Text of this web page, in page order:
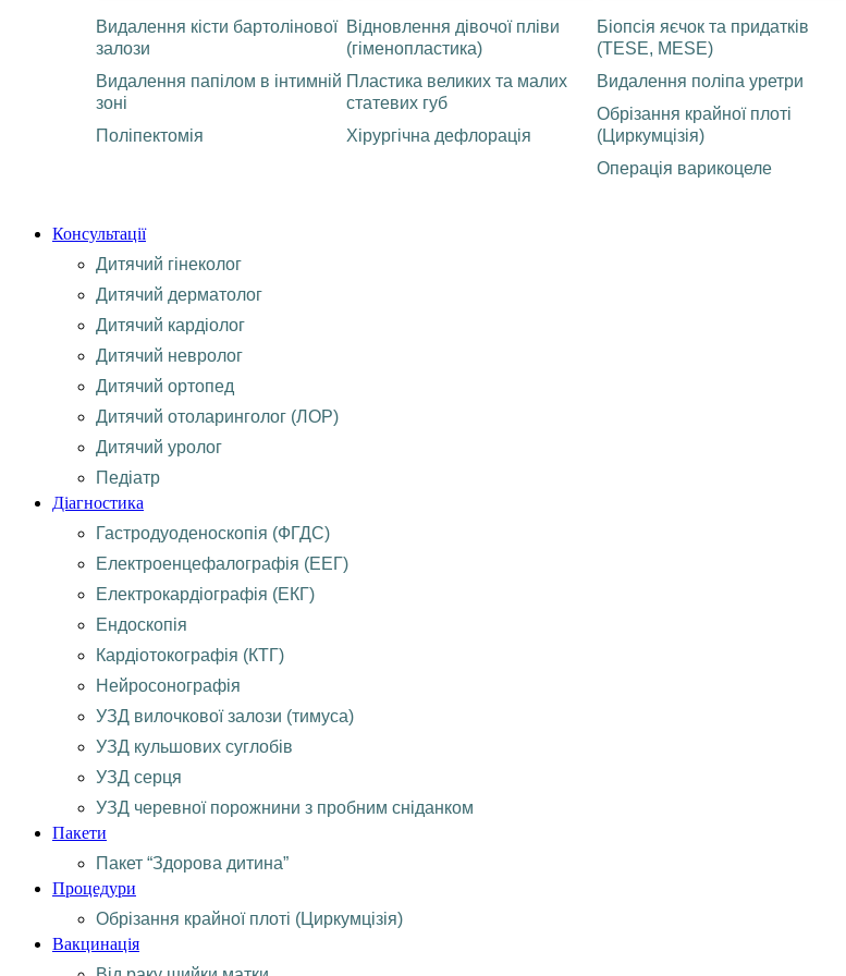
Видалення кісти бартолінової
залози
Видалення папілом в інтимній
зоні
Поліпектомія
Відновлення дівочої пліви
(гіменопластика)
Пластика великих та малих
статевих губ
Хірургічна дефлорація
Біопсія яєчок та придатків
(TESE, MESE)
Видалення поліпа уретри
Обрізання крайної плоті
(Циркумцізія)
Операція варикоцеле
Консультації
Дитячий гінеколог
Дитячий дерматолог
Дитячий кардіолог
Дитячий невролог
Дитячий ортопед
Дитячий отоларинголог (ЛОР)
Дитячий уролог
Педіатр
Діагностика
Гастродуоденоскопія (ФГДС)
Електроенцефалографія (ЕЕГ)
Електрокардіографія (ЕКГ)
Ендоскопія
Кардіотокографія (КТГ)
Нейросонографія
УЗД вилочкової залози (тимуса)
УЗД кульшових суглобів
УЗД серця
УЗД черевної порожнини з пробним сніданком
Пакети
Пакет “Здорова дитина”
Процедури
Обрізання крайної плоті (Циркумцізія)
Вакцинація